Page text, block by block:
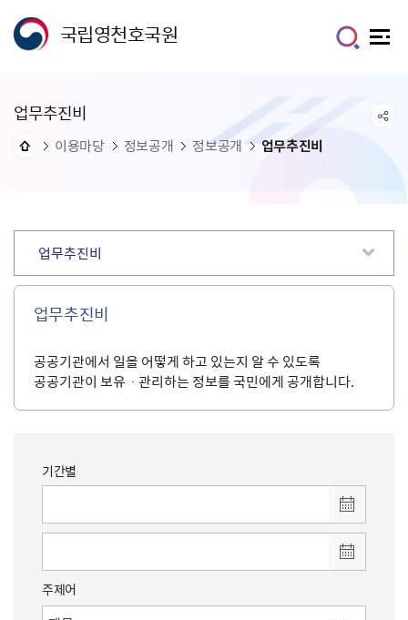
국립영천호국원
업무추진비
이용마당 정보공개 정보공개 업무추진비
업무추진비
업무추진비
공공기관에서 일을 어떻게 하고 있는지 알 수 있도록
공공기관이 보유ㆍ관리하는 정보를 국민에게 공개합니다.
기간별
주제어